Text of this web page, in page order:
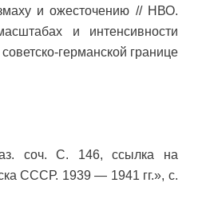
и ожесточению // НВО.
и интенсивности
германской границе
соч. С. 146, ссылка на
СССР. 1939 — 1941 гг.», с.